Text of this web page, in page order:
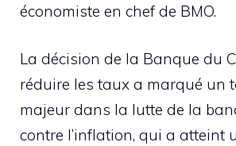
économiste en chef de BMO.
La décision de la Banque du
réduire les taux a marqué un
majeur dans la lutte de la
contre l’inflation, qui a atteint